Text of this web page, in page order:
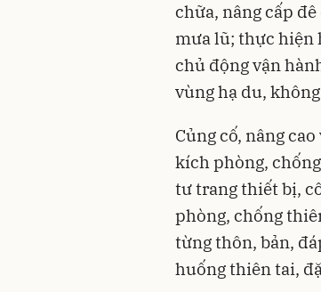
chữa, nâng cấp
mưa lũ; thực hiện
chủ động vận
vùng hạ du,
Củng cố, nâng
kích phòng,
tư trang thiết bị,
phòng, chống
từng thôn, bản,
huống thiên tai,